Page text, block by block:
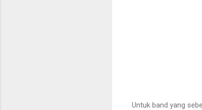
Untuk band yang